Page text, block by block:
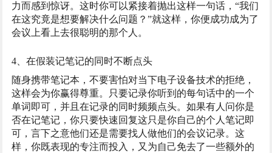
力而感到惊讶。这时你可以紧接着抛出这样一句话，“我们
在这究竟是想要解决什么问题？”就这样，你便成功成为了
会议上看上去很聪明的那个人。
4、在假装记笔记的同时不断点头
随身携带笔记本，不要害怕对当下电子设备技术的拒绝，
这样会为你赢得尊重。只要记录你听到的每句话中的一个
单词即可，并且在记录的同时频频点头。如果有人问你是
否在记笔记，你只要快速回复这只是你自己的个人笔记即
可，言下之意他们还是需要找人做他们的会议记录。这
样，你既表现的专注而投入，又为自己免去了一些额外的